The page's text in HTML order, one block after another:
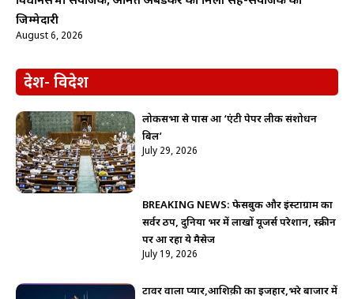
जिम्मेदारी
August 6, 2026
देश- विदेश
लोकसभा से पास हुआ ‘एंटी पेपर लीक संशोधन
बिल’
July 29, 2026
BREAKING NEWS: फेसबुक और इंस्टाग्राम का
सर्वर ठप, दुनिया भर में लाखों यूजर्स परेशान, स्क्रीन
पर आ रहा ये मैसेज
July 19, 2026
टावर वाला प्यार,आशिक़ी का इजहार,भरे बाजार में